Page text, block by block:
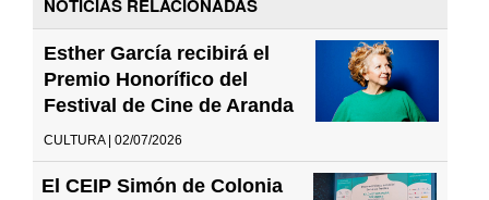
NOTICIAS RELACIONADAS
Esther García recibirá el
Premio Honorífico del
Festival de Cine de Aranda
CULTURA | 02/07/2026
El CEIP Simón de Colonia